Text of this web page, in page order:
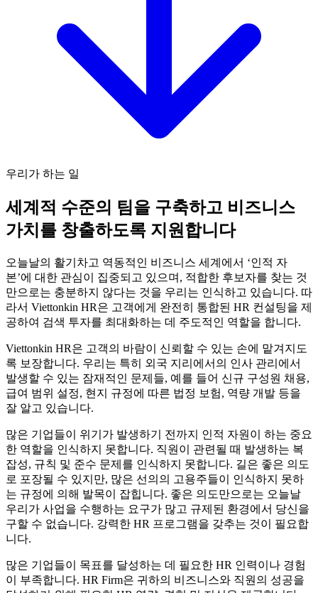
우리가 하는 일
세계적 수준의 팀을 구축하고 비즈니스
가치를 창출하도록 지원합니다
오늘날의 활기차고 역동적인 비즈니스 세계에서 ‘인적 자
본’에 대한 관심이 집중되고 있으며, 적합한 후보자를 찾는 것
만으로는 충분하지 않다는 것을 우리는 인식하고 있습니다. 따
라서 Viettonkin HR은 고객에게 완전히 통합된 HR 컨설팅을 제
공하여 검색 투자를 최대화하는 데 주도적인 역할을 합니다.
Viettonkin HR은 고객의 바람이 신뢰할 수 있는 손에 맡겨지도
록 보장합니다. 우리는 특히 외국 지리에서의 인사 관리에서
발생할 수 있는 잠재적인 문제들, 예를 들어 신규 구성원 채용,
급여 범위 설정, 현지 규정에 따른 법정 보험, 역량 개발 등을
잘 알고 있습니다.
많은 기업들이 위기가 발생하기 전까지 인적 자원이 하는 중요
한 역할을 인식하지 못합니다. 직원이 관련될 때 발생하는 복
잡성, 규칙 및 준수 문제를 인식하지 못합니다. 길은 좋은 의도
로 포장될 수 있지만, 많은 선의의 고용주들이 인식하지 못하
는 규정에 의해 발목이 잡힙니다. 좋은 의도만으로는 오늘날
우리가 사업을 수행하는 요구가 많고 규제된 환경에서 당신을
구할 수 없습니다. 강력한 HR 프로그램을 갖추는 것이 필요합
니다.
많은 기업들이 목표를 달성하는 데 필요한 HR 인력이나 경험
이 부족합니다. HR Firm은 귀하의 비즈니스와 직원의 성공을